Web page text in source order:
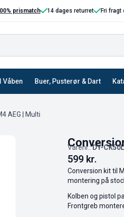
prismatch 14 dages returret Fri fragt
Våben Buer, Pusterør & Dart
AEG | Multi
Varenr.:DY-
599 kr.
Conversion kit til
montering på
Kolben og pistol
Frontgreb